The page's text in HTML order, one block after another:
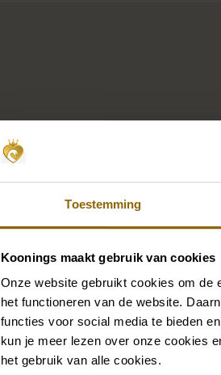
Toestemming
Koonings maakt gebruik van cookies
Onze website gebruikt cookies om de
het functioneren van de website.
functies voor social media te bieden
kun je meer lezen over onze cookies
het gebruik van alle cookies.